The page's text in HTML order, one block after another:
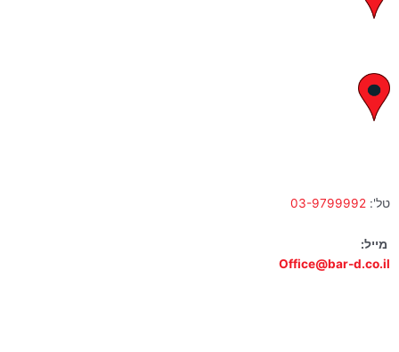
טל': 03-9799992
מייל:
Office@bar-d.co.il